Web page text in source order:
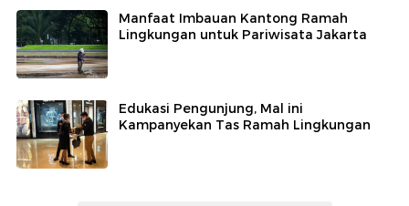
Manfaat Imbauan Kantong Ramah
Lingkungan untuk Pariwisata Jakarta
Edukasi Pengunjung, Mal ini
Kampanyekan Tas Ramah Lingkungan